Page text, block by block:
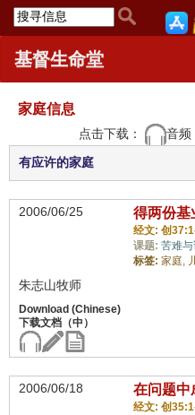
基督生命堂
家庭信息
点击下载： 音频
有应许的家庭
2006/06/25 得两份基
经文: 创
课题: 苦难
标签: 家庭,
朱志山牧师
2006/06/18 在问题中
经文: 创